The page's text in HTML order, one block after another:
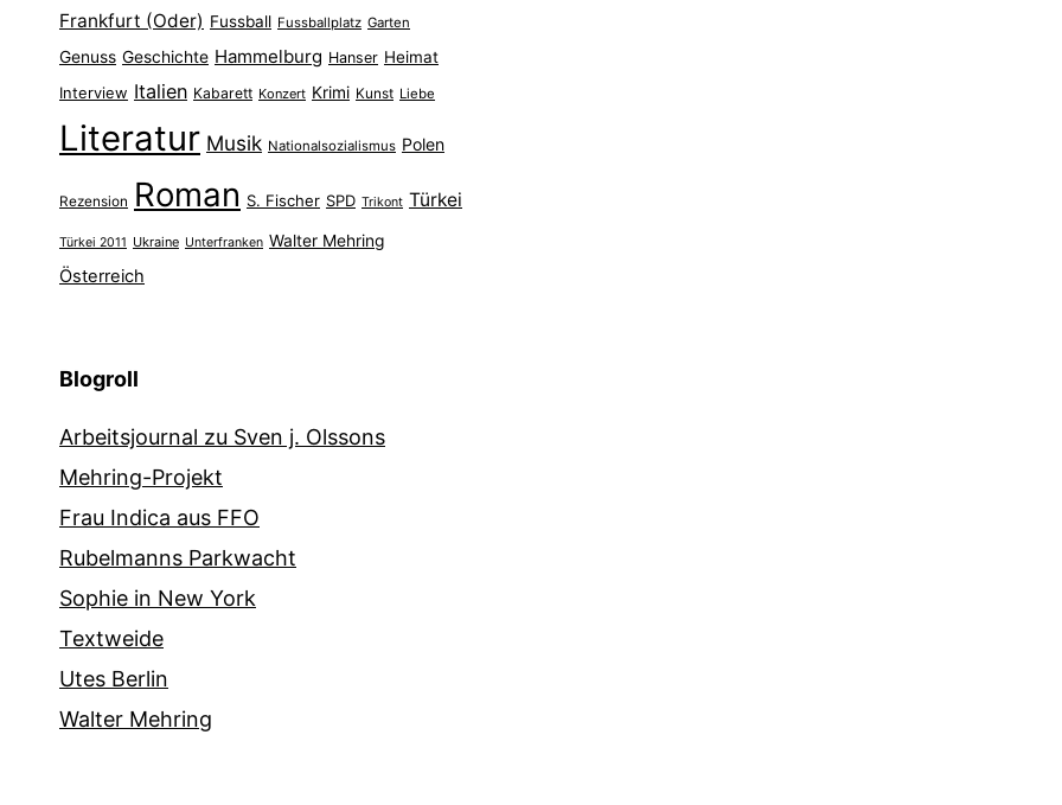
Frankfurt (Oder) Fussball Fussballplatz Garten
Genuss Geschichte Hammelburg Hanser Heimat
Interview Italien Kabarett Konzert Krimi Kunst Liebe
Literatur Musik Nationalsozialismus Polen
Rezension Roman S. Fischer SPD Trikont Türkei
Türkei 2011 Ukraine Unterfranken Walter Mehring
Österreich
Blogroll
Arbeitsjournal zu Sven j. Olssons
Mehring-Projekt
Frau Indica aus FFO
Rubelmanns Parkwacht
Sophie in New York
Textweide
Utes Berlin
Walter Mehring